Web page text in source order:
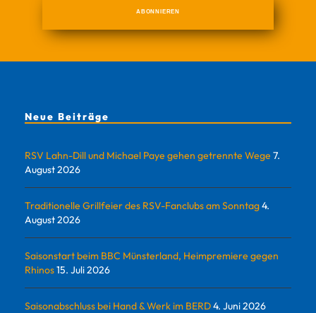
Neue Beiträge
RSV Lahn-Dill und Michael Paye gehen getrennte Wege 7.
August 2026
Traditionelle Grillfeier des RSV-Fanclubs am Sonntag4.
August 2026
Saisonstart beim BBC Münsterland, Heimpremiere gegen
Rhinos15. Juli 2026
Saisonabschluss bei Hand & Werk im BERD4. Juni 2026